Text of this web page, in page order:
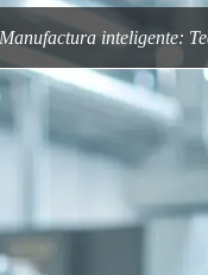
Manufactura inteligente: